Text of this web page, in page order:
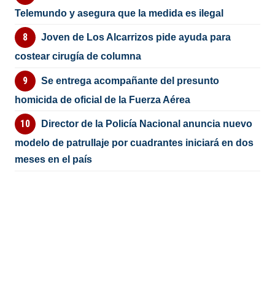
Telemundo y asegura que la medida es ilegal
Joven de Los Alcarrizos pide ayuda para
costear cirugía de columna
Se entrega acompañante del presunto
homicida de oficial de la Fuerza Aérea
Director de la Policía Nacional anuncia nuevo
modelo de patrullaje por cuadrantes iniciará en dos
meses en el país